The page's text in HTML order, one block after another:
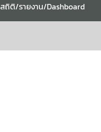
สถิติ/รายงาน/Dashboard